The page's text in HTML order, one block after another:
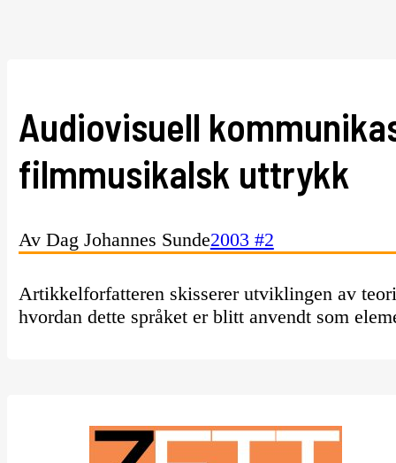
Audiovisuell
filmmusikalsk uttrykk
Av Dag Johannes Sunde2003 #2
Artikkelforfatteren skisserer utviklingen av
hvordan dette språket er blitt anvendt som